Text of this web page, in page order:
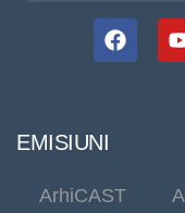
EMISIUNI
ArhiCAST